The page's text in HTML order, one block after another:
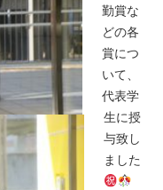
勤賞な
どの各
賞につ
いて、
代表学
生に授
与致し
ました